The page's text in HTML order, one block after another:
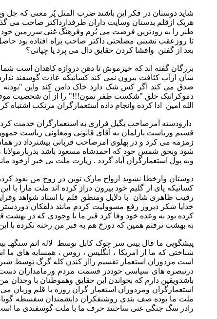
شاید دوستان در فکر این باشند ضرب المثل پُر معنی که جل
هریک ازقلم بدستان وسایت داران طرفدارداکتر صاحب می
طنز را به زودترین فرصت می بُرم وفرهنگ غنی سرزمین
تا روزعقب نشینی مصلحتی داکتر صاحب براه افتاده بود
بعد از گفتن وافشا کردن حقایق دال می پرد یا چپاتی؟
بزرگان گفته اند که خیزموش تا دهن دروازه کاهدان است
شان ازآب کثافت بیرون نمی کند کسانیکه عادت گوسفند
صدق می کند اگر کس شک دارد خاک دامن کند واین
دموکراتیک خلق "شکست ظفر نمون!!!" را از آن شخصیت موقع
الله امین ادا کرده وانجام داده استعمارگران مرتکب اشتباه
دارودسته آمرصاحب بگیل فراری به استعمارگران خدمت
قسیم وریاست پارلمان به آقای قانونی ومعاونی ریاست
زمزمه می کرد و در پهلوی امرصاحب قربانی بیشترداد در
شود وبحق شمس خود که احمدشاه مسعود باشد
وبه پول استعمارگران آباد گردد . زیارت ملت بی خبر ازخود
دوستان وارخطا نشوید ارواح مارک توین در روح من نفوذ
کسانیکه پای از گلیم خود بیرون دراز کرده اند ملت مارا
رقیب ظاهری شان با دلایل ومنطق قلم با اسناد شواهد
خدایا شکر دیروز رفع مسوولیت کردم مانند دلقکان
کرده بود به وعده خود وفا کرد قبر ما با وجودی که در
به بهشت نرفتم همین که دوزخ هم به قبر من رخنه نکرده
پیشگویی ما فال بینی سر چوک کابل توسط لاله اتم
شناختی که ما از امریکا ، انگلیس ، روس ، همسایه های
است مزدوران استعمار تقسیم رااز کندن کله گرگ توسط شیر
درتبصره های سیاسی خوددر قسمت مردم وزمامداران دست
باشدویقین دارم که بخواندن این حقایق وهموطنان با وجدان من
استعمارگران ومزدوران استعمار گران زوزه با قلم وزبان
ملت ما بوده صف بندی روشنفکران دانشمندان سفسطه گویان
رادر سگ جنگی غنی ساختند حرف ما با ملت گوسفندی ما است